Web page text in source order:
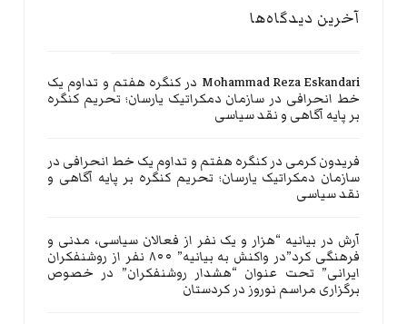
آخرین دیدگاه‌ها
Mohammad Reza Eskandari در کنگره هفتم و تداوم یک
خط انحرافی در سازمان دمکراتیک یارسان؛ تحریم کنگره
بر پایه آگاهی و نقد سیاسی
فریدون کرمی درکنگره هفتم و تداوم یک خط انحرافی در
سازمان دمکراتیک یارسان؛ تحریم کنگره بر پایه آگاهی و
نقد سیاسی
آرش در بیانیه “هزار و یک نفر از فعالان سیاسی، مدنی و
فرهنگی کرد”در واکنش به بیانیه” ۸۰۰ نفر از روشنفکران
ایرانی” تحت عنوان “هشدار روشنفکران” در خصوص
برگزاری مراسم نوروز در کردستان